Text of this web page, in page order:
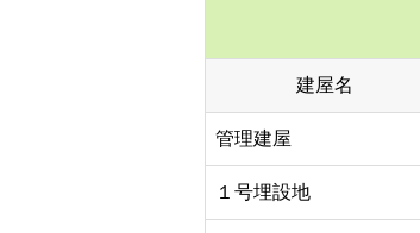
建屋名
管理建屋
１号埋設地